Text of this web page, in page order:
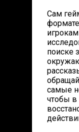
Сам
поиске
самые
чтобы в